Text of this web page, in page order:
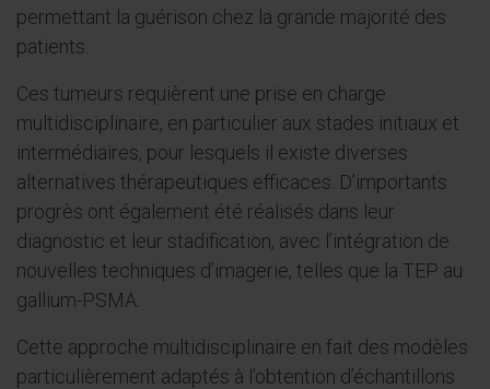
permettant la guérison chez la grande majorité des
patients.
Ces tumeurs requièrent une prise en charge
multidisciplinaire, en particulier aux stades initiaux et
intermédiaires, pour lesquels il existe diverses
alternatives thérapeutiques efficaces. D’importants
progrès ont également été réalisés dans leur
diagnostic et leur stadification, avec l’intégration de
nouvelles techniques d’imagerie, telles que la TEP au
gallium-PSMA.
Cette approche multidisciplinaire en fait des modèles
particulièrement adaptés à l’obtention d’échantillons